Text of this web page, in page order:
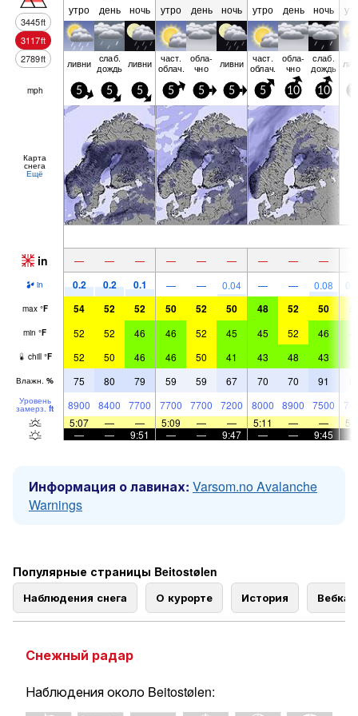
3445ft
3117ft
2789ft
утро день ночь утро день ночь утро день ночь
ливни слаб.
дождь ливни част.
облач.
обла­
чно ливни част.
облач.
обла­
чно
слаб.
дождь
mph 5 5 5 5 5 5 5 10 10
Карта
снега
Ещё
in — — — — — — — — —
in 0.2 0.2 0.1 — — 0.04 — — 0.08
max °F 54 52 52 50 52 50 48 52 50
min °F 52 52 46 46 52 45 45 52 46
chill °F 52 50 46 46 50 41 43 48 43
Влажн. % 75 80 79 59 59 67 70 70 91
Уровень
замерз. ft 8900 8400 7700 7700 7700 7200 8000 8900 7500
5:07
— — 5:09 — — 5:11 — —
—
— 9:51 — — 9:47 — — 9:45
Информация о лавинах: Varsom.no Avalanche
Warnings
Популярные страницы Beitostølen
Наблюдения снега О курорте История
Снежный радар
Наблюдения около Beitostølen: